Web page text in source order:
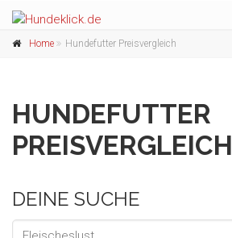
Home Hundefutter Preisvergleich
HUNDEFUTTER
PREISVERGLEICH
DEINE SUCHE